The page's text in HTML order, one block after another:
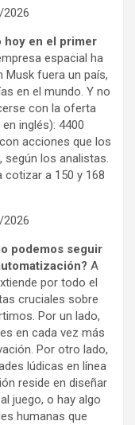
hoy en el primer
espacial ha
Musk fuera un país,
en el mundo. Y no
con la oferta
inglés): 4400
acciones que los
según los analistas.
cotizar a 150 y 168
podemos seguir
A
por todo el
cruciales sobre
Por un lado,
en cada vez más
Por otro lado,
lúdicas en línea
reside en diseñar
juego, o hay algo
humanas que